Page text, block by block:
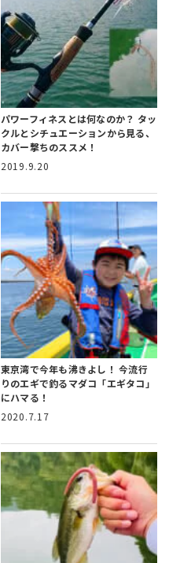
パワーフィネスとは何なのか？ タッ
クルとシチュエーションから見る、
カバー撃ちのススメ！
2019.9.20
東京湾で今年も沸きよし！今流行
りのエギで釣るマダコ「エギタコ」
にハマる！
2020.7.17